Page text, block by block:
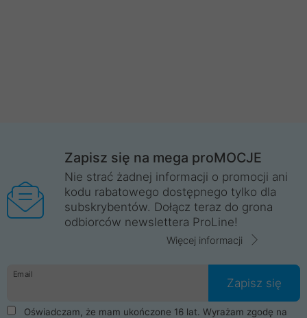
Zapisz się na mega proMOCJE
Nie strać żadnej informacji o promocji ani
kodu rabatowego dostępnego tylko dla
subskrybentów. Dołącz teraz do grona
odbiorców newslettera ProLine!
Więcej informacji
Email
Zapisz się
Oświadczam, że mam ukończone 16 lat. Wyrażam zgodę na